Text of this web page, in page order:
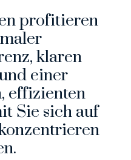
profitieren
klaren
einer
effizienten
Sie sich auf